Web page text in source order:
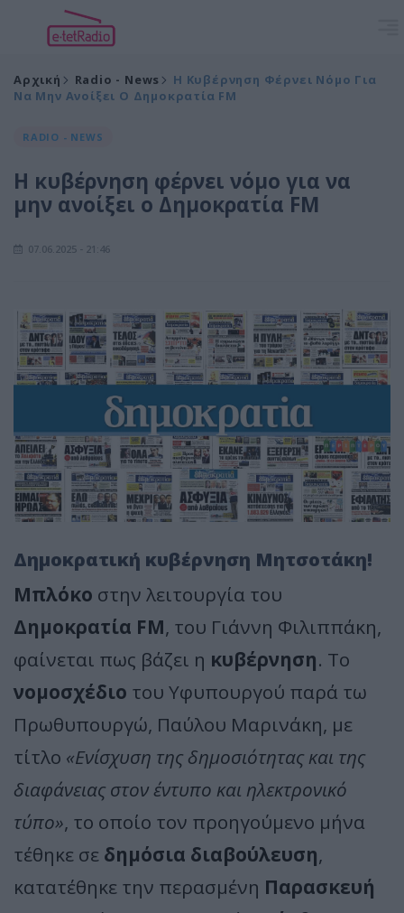
Αρχική Radio - News
Η Κυβέρνηση Φέρνει Νόμο Για
Να Μην Ανοίξει Ο Δημοκρατία FM
RADIO - NEWS
Η κυβέρνηση φέρνει νόμο για να
μην ανοίξει ο Δημοκρατία FM
07.06.2025 - 21:46
Δημοκρατική κυβέρνηση Μητσοτάκη!
Μπλόκο στην λειτουργία του
Δημοκρατία FM, του Γιάννη Φιλιππάκη,
φαίνεται πως βάζει η κυβέρνηση. Το
νομοσχέδιο του Υφυπουργού παρά τω
Πρωθυπουργώ, Παύλου Μαρινάκη, με
τίτλο «Ενίσχυση της δημοσιότητας και της
διαφάνειας στον έντυπο και ηλεκτρονικό
τύπο», το οποίο τον προηγούμενο μήνα
τέθηκε σε δημόσια διαβούλευση,
κατατέθηκε την περασμένη Παρασκευή